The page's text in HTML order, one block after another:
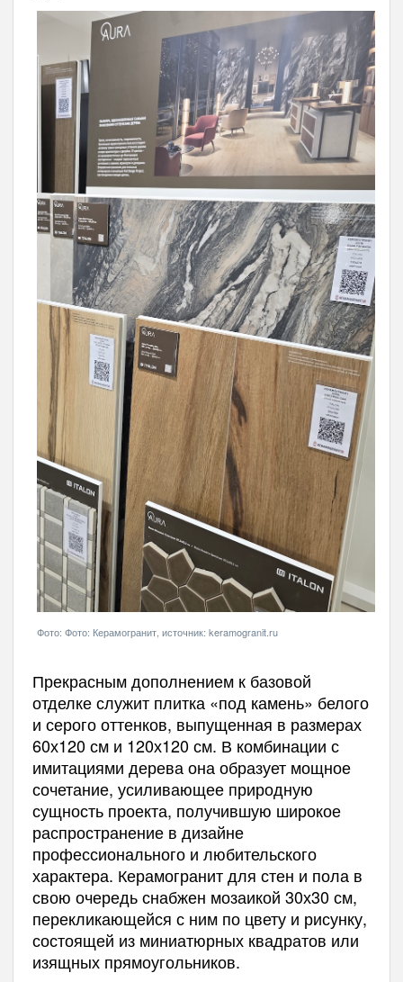
Фото: Фото: Керамогранит, источник: keramogranit.ru
Прекрасным дополнением к базовой
отделке служит плитка «под камень» белого
и серого оттенков, выпущенная в размерах
60х120 см и 120х120 см. В комбинации с
имитациями дерева она образует мощное
сочетание, усиливающее природную
сущность проекта, получившую широкое
распространение в дизайне
профессионального и любительского
характера. Керамогранит для стен и пола в
свою очередь снабжен мозаикой 30х30 см,
перекликающейся с ним по цвету и рисунку,
состоящей из миниатюрных квадратов или
изящных прямоугольников.